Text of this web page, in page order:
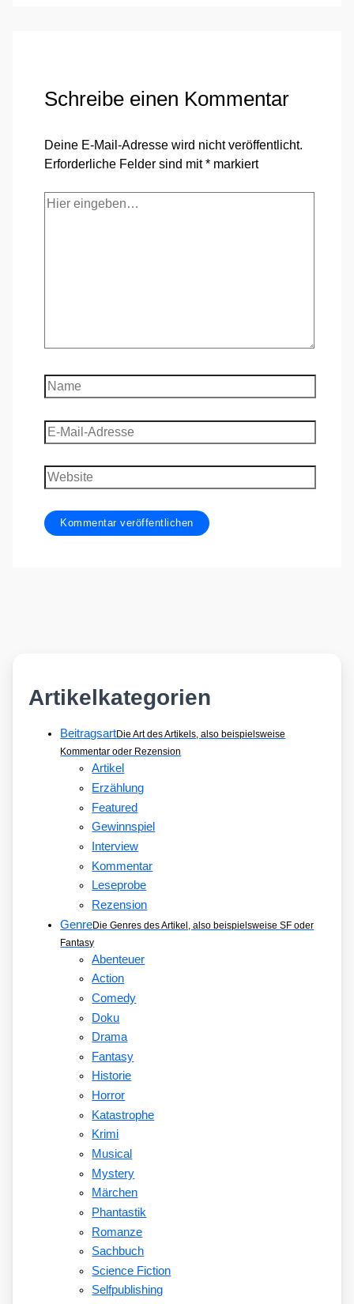
Schreibe einen Kommentar
Deine E-Mail-Adresse wird nicht veröffentlicht.
Erforderliche Felder sind mit* markiert
Hier
Name
E-
Mail-
Adresse
Website
Artikelkategorien
BeitragsartDie Art des Artikels, also beispielsweise
Kommentar oder Rezension
Artikel
Erzählung
Featured
Gewinnspiel
Interview
Kommentar
Leseprobe
Rezension
GenreDie Genres des Artikel, also beispielsweise SF oder
Fantasy
Abenteuer
Action
Comedy
Doku
Drama
Fantasy
Historie
Horror
Katastrophe
Krimi
Musical
Mystery
Märchen
Phantastik
Romanze
Sachbuch
Science Fiction
Selfpublishing